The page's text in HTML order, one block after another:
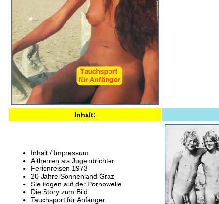
Inhalt:
Inhalt / Impressum
Altherren als Jugendrichter
Ferienreisen 1973
20 Jahre Sonnenland Graz
Sie flogen auf der Pornowelle
Die Story zum Bild
Tauchsport für Anfänger